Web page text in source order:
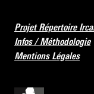
Projet Répertoire
Infos / Méthodologie
Mentions Légales